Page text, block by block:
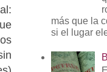
más que la
si el lugar